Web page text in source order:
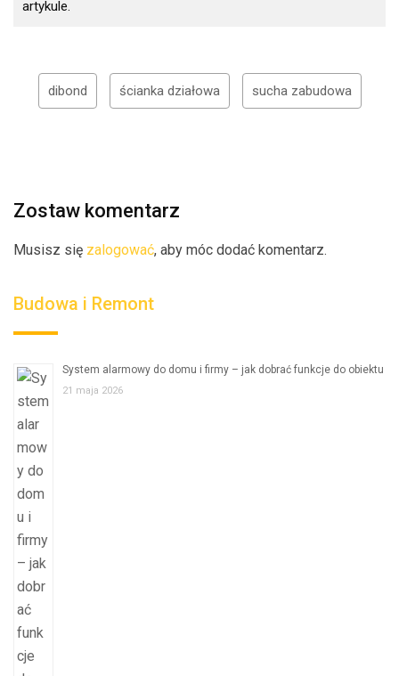
artykule.
dibond ścianka działowa sucha zabudowa
Zostaw komentarz
Musisz się zalogować, aby móc dodać komentarz.
Budowa i Remont
System alarmowy do domu i firmy – jak dobrać funkcje do obiektu
21 maja 2026